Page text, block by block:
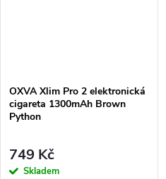
OXVA Xlim Pro 2 elektronická
cigareta 1300mAh Brown
Python
749 Kč
Skladem